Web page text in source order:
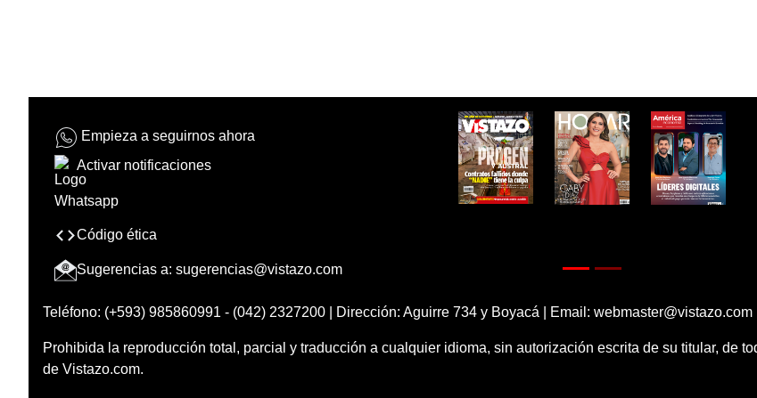
Empieza a seguirnos ahora
Activar notificaciones
Código ética
Sugerencias a: sugerencias@vistazo.com
Teléfono: (+593) 985860991 - (042) 2327200 | Dirección: Aguirre 734 y Boyacá | Email: webmaster@vistazo.com
Prohibida la reproducción total, parcial y traducción a cualquier idioma, sin autorización escrita de su titular, de
de Vistazo.com.